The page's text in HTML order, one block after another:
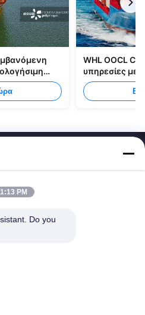
τύπους
WHL OOCL
υπηρεσίες
από την Κίνα
μαζί μας
PM
Do you